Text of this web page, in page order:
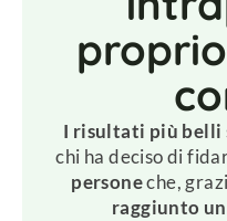
I risultati più belli
chi ha deciso di
personeche,
raggiunto